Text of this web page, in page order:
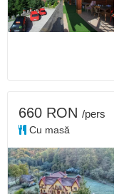
660 RON /pers
Cu masă